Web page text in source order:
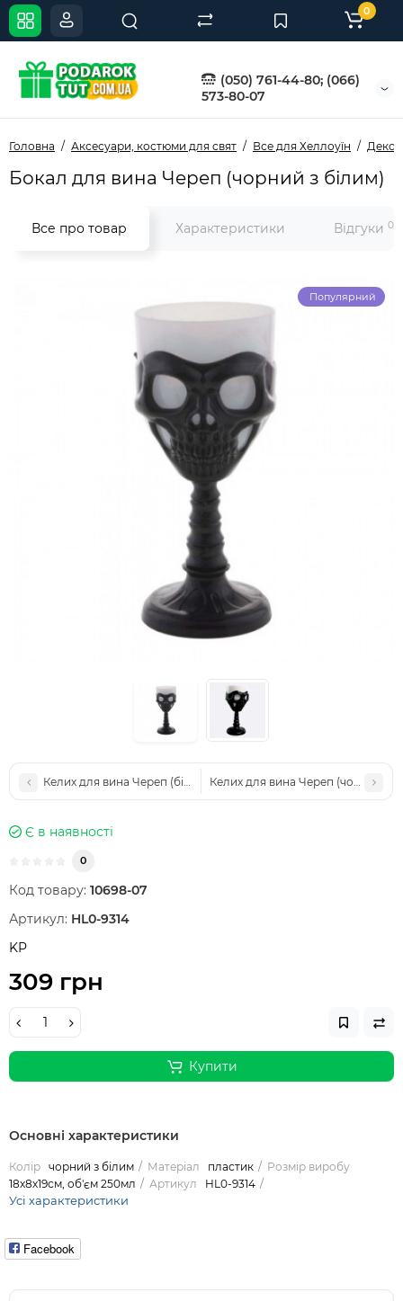
(050) 761-44-80; (066)
573-80-07
0
Головна Аксесуари, костюми для свят Все для Хеллоуїн Декор
Бокал для вина Череп (чорний з білим)
Все про товар Характеристики Відгуки 0
Популярний
Келих для вина Череп (білий) Келих для вина Череп (чорний)
Є в наявності
0
Код товару: 10698-07
Артикул: HL0-9314
KP
309 грн
Купити
Основні характеристики
Колір чорний з білим Матеріал пластик
Розмір виробу
18х8х19см, об'єм 250мл
Артикул HL0-9314
Усі характеристики
Facebook